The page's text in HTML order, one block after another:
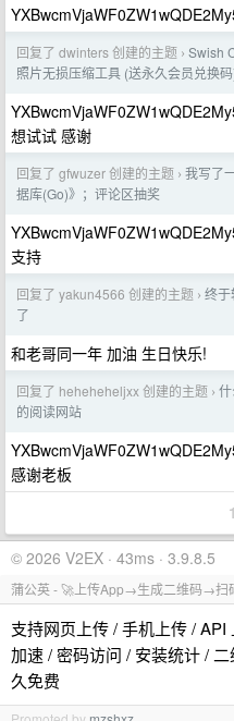
回复了 dwinters 创建的主题 › Swish
照片无损压缩工具 (送永久会员兑换
想试试 感谢
回复了 gfwuzer 创建的主题 › 我写了
据库(Go)》；评论区抽奖
支持
回复了 yakun4566 创建的主题 › 终于
了
和老哥同一年 加油 生日快乐!
回复了 heheheheljxx 创建的主题 ›
的阅读网站
感谢老板
© 2026 V2EX · 43ms · 3.9.8.5
蒲公英 - 🚀上传App→生成二维码→扫
支持网页上传 / 手机上传 /
加速 / 密码访问 / 安装统计 /
久免费